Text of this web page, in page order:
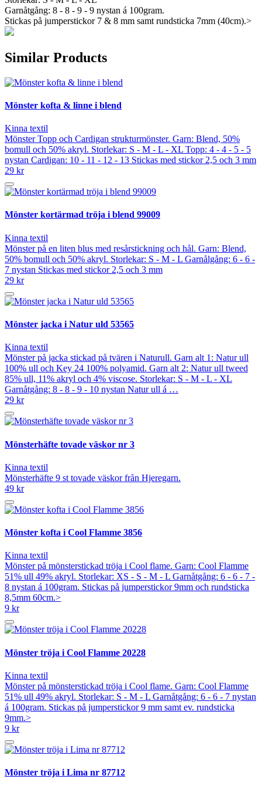
Garnåtgång: 8 - 8 - 9 - 9 nystan á 100gram.
Stickas på jumperstickor 7 & 8 mm samt rundsticka 7mm (40cm).>
Similar Products
Mönster kofta & linne i blend
Kinna textil
Mönster Topp och Cardigan strukturmönster. Garn: Blend, 50%
bomull och 50% akryl. Storlekar: S - M - L - XL Topp: 4 - 4 - 5 - 5
nystan Cardigan: 10 - 11 - 12 - 13 Stickas med stickor 2,5 och 3 mm
29 kr
Mönster kortärmad tröja i blend 99009
Kinna textil
Mönster på en liten blus med resårstickning och hål. Garn: Blend,
50% bomull och 50% akryl. Storlekar: S - M - L Garnålgång: 6 - 6 -
7 nystan Stickas med stickor 2,5 och 3 mm
29 kr
Mönster jacka i Natur uld 53565
Kinna textil
Mönster på jacka stickad på tvären i Naturull. Garn alt 1: Natur ull
100% ull och Key 24 100% polyamid. Garn alt 2: Natur ull tweed
85% ull, 11% akryl och 4% viscose. Storlekar: S - M - L - XL
Garnåtgång: 8 - 8 - 9 - 10 nystan Natur ull á …
29 kr
Mönsterhäfte tovade väskor nr 3
Kinna textil
Mönsterhäfte 9 st tovade väskor från Hjeregarn.
49 kr
Mönster kofta i Cool Flamme 3856
Kinna textil
Mönster på mönsterstickad tröja i Cool flame. Garn: Cool Flamme
51% ull 49% akryl. Storlekar: XS - S - M - L Garnåtgång: 6 - 6 - 7 -
8 nystan á 100gram. Stickas på jumperstickor 9mm och rundsticka
8,5mm 60cm.>
9 kr
Mönster tröja i Cool Flamme 20228
Kinna textil
Mönster på mönsterstickad tröja i Cool flame. Garn: Cool Flamme
51% ull 49% akryl. Storlekar: S - M - L Garnåtgång: 6 - 6 - 7 nystan
á 100gram. Stickas på jumperstickor 9 mm samt ev. rundsticka
9mm.>
9 kr
Mönster tröja i Lima nr 87712